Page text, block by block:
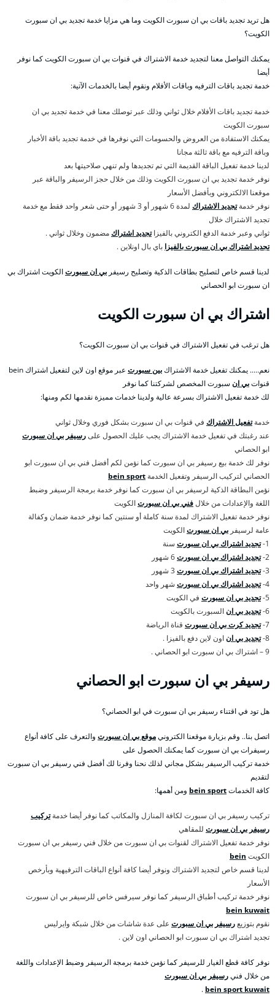
هل تريد تجديد باقات بي ان سبورت الكويت وما هي مزايا خدمة تجديد بي ان سبورت
الكويت؟
يمكنك التواصل معنا لتجديد خدمة الاشتراك في قنوات بي ان سبورت الكويت كما نوفر
أيضا
خدمة تجديد باقات الترفيه وباقات الأفلام ونقوم أيضا بالخدمات الآتية:
خدمة تجديد باقات الأفلام خلال ثواني وذلك عبر توصلك معنا في خدمة تجديد بي ان
سبورت الكويت
يمكنك الاستفادة من العروض والحسومات التي نوفرها في خدمة تجديد باقة الأخبار
وباقة الترفيه مع باقة ثالثة مجانا
لدينا خدمة تفعيل الباقة القديمة التي تم تجديدها ولم تنهي صلاحيتها بعد
نوفر خدمة تجديد بي ان سبورت الكويت وذلك من خلال حجز الرسيفر والباقة عبر
موقعنا الالكتروني وبأفضل الأسعار
نوفر خدمةتجديد الاشتراك
لمدة 6 شهور أو 3 شهور أو حتى شعر واحد فقط مع خدمة
تجديد الاشتراك خلال
ثواني وعبر خدمة الدفع الكتروني بالفيزاتجديد اشتراك مضمون وخلال ثواني .
تجديد اشتراك بي ان سبورت بالفيزا باي بال اونلاين .
لدينا قسم خاص لتصليح بطاقات الذكية وتصليح رسيفر بي ان سبورتالكويت اشتراك بي
ان سبورت ابو الحصاني
اشتراك بي ان سبورت الكويت
هل ترغب في تفعيل الاشتراك في قنوات بي ان سبورت الكويت؟
نعم….. يمكنك تفعيل خدمة الاشتراكبين سبورت
عبر موقع اون لاين لتفعيل اشتراك bein
قنواتبي ان سبورت المخصص لشركتنا كما نوفر
لك خدمة تفعيل الاشتراك بسرعة عالية ولدينا خدمات مميزة نقدمها لكم ومنها:
خدمةتفعيل الاشتراك في قنوات بي ان سبورت بشكل فوري وخلال ثواني
عند رغبتك في تفعيل خدمة الاشتراك يجب عليك الحصول علىرسيفر بي ان سبورت
ابو الحصاني
نوفر لك خدمة بيع رسيفر بي ان سبورت كما نؤمن لكم أفضل فني بي ان سبورت ابو
الحصاني لتركيب الرسيفر وتفعيل الخدمة bein sport
نؤمن البطاقة الذكية لرسيفر بي ان سبورت كما نوفر خدمة برمجة الرسيفر وضبط
اللغة والإعدادات من خلالفني بي ان سبورتالكويت
نوفر خدمة تفعيل الاشتراك لمدة سنة كاملة أو سنتين كما نوفر خدمة ضمان وكفالة
عامة لرسيفر بي ان سبورتالكويت
1- تجديد اشتراك بي ان سبورت سنة
2- تجديد اشتراك بي ان سبورت
3- تجديد اشتراك بي ان سبورت
4- تجديد اشتراك بي ان سبورت شهر واحد
5- تجديد بي ان سبورت في الكويت
6- تجديد بي انالسبورت بالكويت
7- تجديد كرت بي ان سبورت قناة الرياضة
8- تجديد بي اناون لاين دفع بالفيزا .
9 – اشتراك بي ان سبورت ابو الحصاني .
رسيفر بي ان سبورت ابو الحصاني
هل تود في اقتناء رسيفر بي ان سبورت في ابو الحصاني؟
اتصل بنا.. وقم بزيارة موقعنا الكترونيموقع بي ان سبورت والتعرف على كافة أنواع
رسيفرات بي ان سبورت كما يمكنك الحصول على
خدمة تركيب الرسيفر بشكل مجاني لذلك نحنا وفرنا لك أفضل فني رسيفر بي ان سبورت
لتقديم
كافة الخدماتbein sport ومن أهمها:
تركيب رسيفر بي ان سبورت لكافة المنازل والمكاتب كما نوفر أيضا خدمةتركيب
رسيفر بي ان سبورت للمقاهي
نوفر خدمة تفعيل الاشتراك لقنوات بي ان سبورت من خلال فني رسيفر بي ان سبورت
الكويت bein
لدينا قسم خاص لتجديد الاشتراك ونوفر أيضا كافة أنواع الباقات الترفيهية وبأرخص
الأسعار
نوفر خدمة تركيب أطباق الرسيفر كما نوفر سيرفس خاص للرسيفر بي ان سبورت
bein kuwait
نقوم بتوزيعرسيفر بي ان سبورت على عدة شاشات من خلال شبكة وايرليس
تجديد اشتراك بي ان سبورت ابو الحصاني اون لاين .
نوفر كافة قطع الغيار للرسيفر كما نؤمن خدمة برمجة الرسيفر وضبط الإعدادات واللغة
من خلال فنيرسيفر بي ان سبورت
bein sport kuwait
.